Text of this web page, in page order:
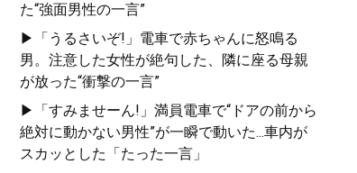
た“強面男性の一言”
▶「うるさいぞ!」電車で赤ちゃんに怒鳴る
男。注意した女性が絶句した、隣に座る母親
が放った“衝撃の一言”
▶「すみませーん!」満員電車で“ドアの前から
絶対に動かない男性”が一瞬で動いた...車内が
スカッとした「たった一言」